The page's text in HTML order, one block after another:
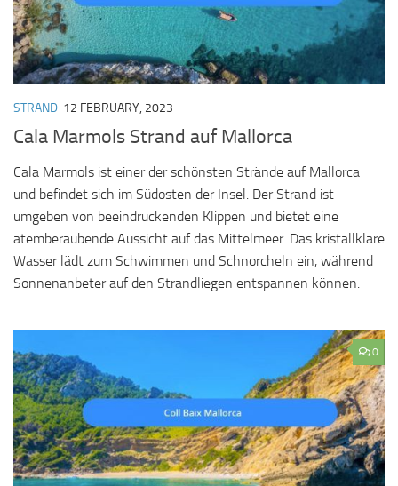
STRAND 12 FEBRUARY, 2023
Cala Marmols Strand auf Mallorca
Cala Marmols ist einer der schönsten Strände auf Mallorca
und befindet sich im Südosten der Insel. Der Strand ist
umgeben von beeindruckenden Klippen und bietet eine
atemberaubende Aussicht auf das Mittelmeer. Das kristallklare
Wasser lädt zum Schwimmen und Schnorcheln ein, während
Sonnenanbeter auf den Strandliegen entspannen können.
0